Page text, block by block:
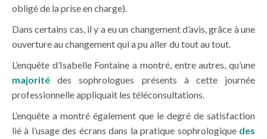
obligé de la prise en charge).
Dans certains cas, il y a eu un changement d’avis, grâce à une
ouverture au changement qui a pu aller du tout au tout.
L’enquête d’Isabelle Fontaine a montré, entre autres, qu’une
majorité des sophrologues présents à cette journée
professionnelle appliquait les téléconsultations.
L’enquête a montré également que le degré de satisfaction
lié à l’usage des écrans dans la pratique sophrologique des